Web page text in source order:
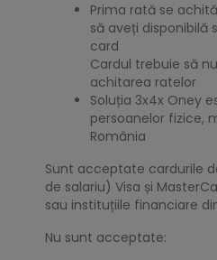
Prima rată se
să aveți disponibilă
card
Cardul trebuie să
achitarea ratelor
Soluția 3x4x Oney
persoanelor fizice,
România
Sunt acceptate cardurile
de salariu) Visa și
sau instituțiile financiare
Nu sunt acceptate: